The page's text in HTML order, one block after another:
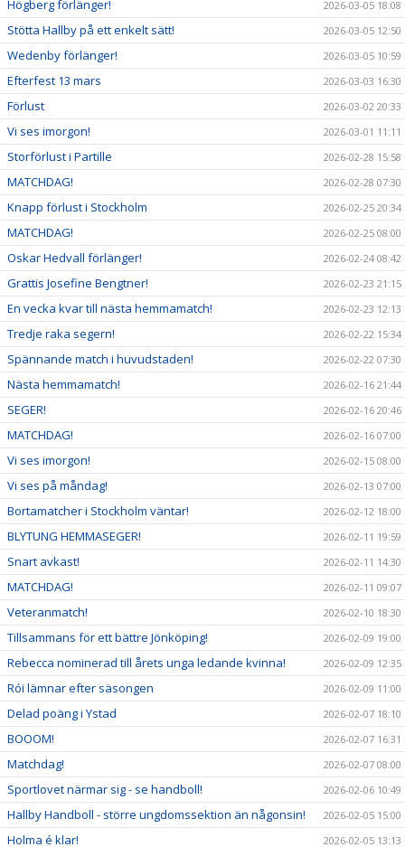
Högberg förlänger! 2026-03-05 18:08
Stötta Hallby på ett enkelt sätt! 2026-03-05 12:50
Wedenby förlänger! 2026-03-05 10:59
Efterfest 13 mars 2026-03-03 16:30
Förlust 2026-03-02 20:33
Vi ses imorgon! 2026-03-01 11:11
Storförlust i Partille 2026-02-28 15:58
MATCHDAG! 2026-02-28 07:30
Knapp förlust i Stockholm 2026-02-25 20:34
MATCHDAG! 2026-02-25 08:00
Oskar Hedvall förlänger! 2026-02-24 08:42
Grattis Josefine Bengtner! 2026-02-23 21:15
En vecka kvar till nästa hemmamatch! 2026-02-23 12:13
Tredje raka segern! 2026-02-22 15:34
Spännande match i huvudstaden! 2026-02-22 07:30
Nästa hemmamatch! 2026-02-16 21:44
SEGER! 2026-02-16 20:46
MATCHDAG! 2026-02-16 07:00
Vi ses imorgon! 2026-02-15 08:00
Vi ses på måndag! 2026-02-13 07:00
Bortamatcher i Stockholm väntar! 2026-02-12 18:00
BLYTUNG HEMMASEGER! 2026-02-11 19:59
Snart avkast! 2026-02-11 14:30
MATCHDAG! 2026-02-11 09:07
Veteranmatch! 2026-02-10 18:30
Tillsammans för ett bättre Jönköping! 2026-02-09 19:00
Rebecca nominerad till årets unga ledande kvinna! 2026-02-09 12:35
Rói lämnar efter säsongen 2026-02-09 11:00
Delad poäng i Ystad 2026-02-07 18:10
BOOOM! 2026-02-07 16:31
Matchdag! 2026-02-07 08:00
Sportlovet närmar sig - se handboll! 2026-02-06 10:49
Hallby Handboll - större ungdomssektion än någonsin! 2026-02-05 15:00
Holma é klar! 2026-02-05 13:13